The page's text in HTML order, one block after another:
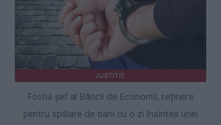
JUSTITIE
Fostul șef al Băncii de Economii, reținere
pentru spălare de bani cu o zi înaintea unei